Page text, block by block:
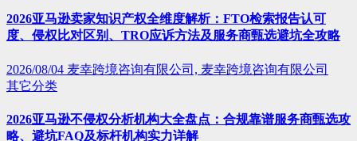
2026亚马逊卖家知识产权全维度解析：FTO检索报告认可
度、侵权比对区别、TRO应诉方法及服务商甄选避坑全攻略
2026/08/04 麦幸跨境咨询有限公司, 麦幸跨境咨询有限公司
其它分类
2026亚马逊不侵权分析机构大全盘点：合规靠谱服务商甄选攻
略、避坑FAQ及标杆机构实力详解